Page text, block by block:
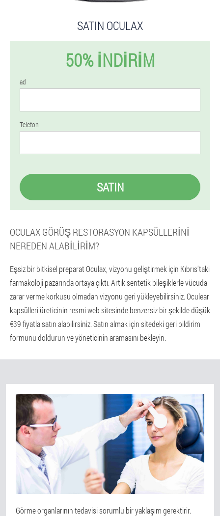
SATIN OCULAX
50% İNDIRIM
ad
Telefon
SATIN
OCULAX GÖRÜŞ RESTORASYON KAPSÜLLERINI
NEREDEN ALABILIRIM?
Eşsiz bir bitkisel preparat Oculax, vizyonu geliştirmek için Kıbrıs'taki
farmakoloji pazarında ortaya çıktı. Artık sentetik bileşiklerle vücuda
zarar verme korkusu olmadan vizyonu geri yükleyebilirsiniz. Oculear
kapsülleri üreticinin resmi web sitesinde benzersiz bir şekilde düşük
€39 fiyatla satın alabilirsiniz. Satın almak için sitedeki geri bildirim
formunu doldurun ve yöneticinin aramasını bekleyin.
Görme organlarının tedavisi sorumlu bir yaklaşım gerektirir.